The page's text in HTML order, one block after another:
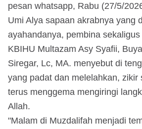
pesan whatsapp, Rabu (27/5/
Umi Alya sapaan akrabnya yang
ayahandanya, pembina
KBIHU Multazam Asy Syafii,
Siregar, Lc, MA. menyebut di
yang padat dan melelahkan, zikir
terus menggema mengiringi
Allah.
"Malam di Muzdalifah menjadi